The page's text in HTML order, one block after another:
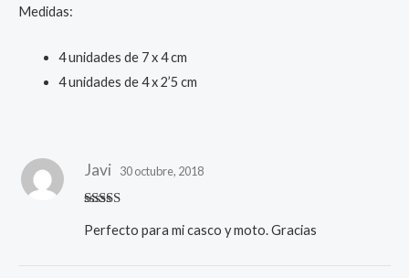
Medidas:
4 unidades de 7 x 4 cm
4 unidades de 4 x 2’5 cm
con5de 5
Javi 30 octubre, 2018
Perfecto para mi casco y moto. Gracias